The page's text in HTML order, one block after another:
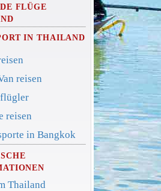
FLÜGE
IN THAILAND
reisen
reisen
in Bangkok
Thailand